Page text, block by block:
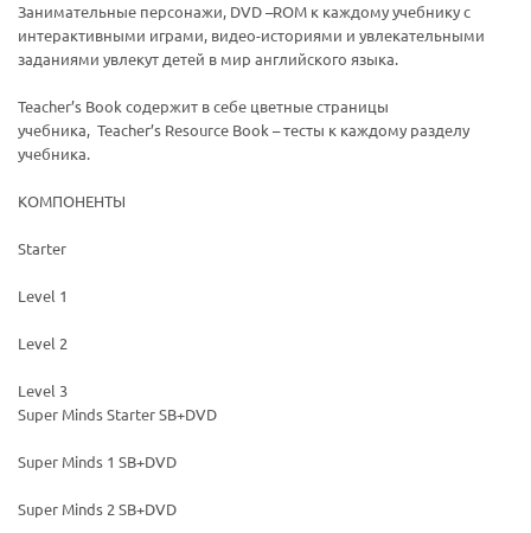
Занимательные персонажи, DVD –ROM к каждому учебнику с
интерактивными играми, видео-историями и увлекательными
заданиями увлекут детей в мир английского языка.
Teacher’s Book содержит в себе цветные страницы
учебника, Teacher’s Resource Book – тесты к каждому разделу
учебника.
КОМПОНЕНТЫ
Starter
Level 1
Level 2
Level 3
Super Minds Starter SB+DVD
Super Minds 1 SB+DVD
Super Minds 2 SB+DVD